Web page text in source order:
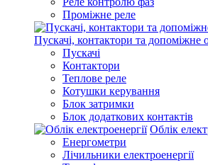
Проміжне реле
Пускачі, контактори та допоміжне
Пускачі
Контактори
Теплове реле
Котушки керування
Блок затримки
Блок додаткових контактів
Облік
Енергометри
Лічильники електроенергії